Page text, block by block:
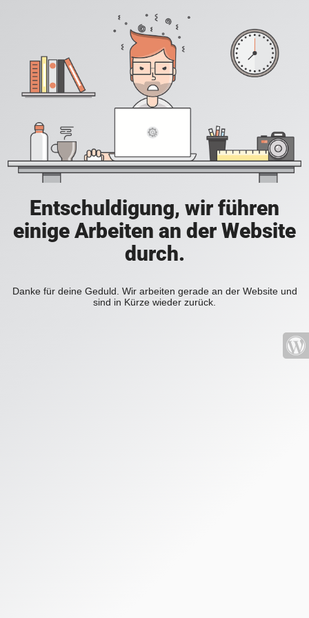
Entschuldigung, wir führen
einige Arbeiten an der Website
durch.
Danke für deine Geduld. Wir arbeiten gerade an der Website und
sind in Kürze wieder zurück.